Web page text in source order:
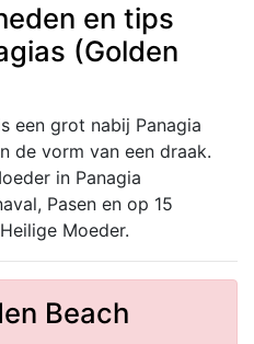
en tips
(Golden
een grot nabij Panagia
de vorm van een draak.
in Panagia
Pasen en op 15
Moeder.
Beach